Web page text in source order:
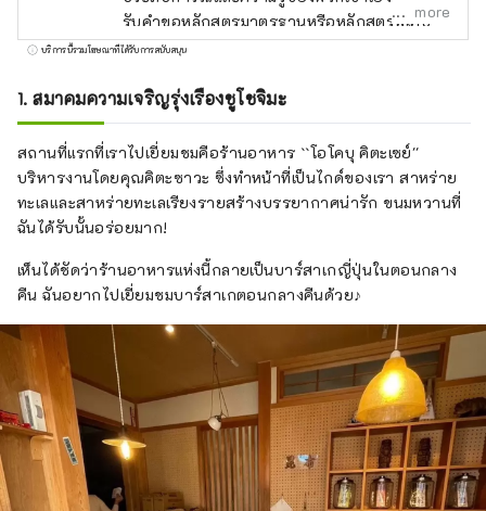
รับคำขอหลักสูตรมาตรฐานหรือหลักสูตรพิเศษ
แบบหนึ่งวัน เพื่อช่วยให้คุณสร้างวันที่น่าจดจำใน
ประสบการณ์ต่างๆ เช่น ศาลเจ้า วัด สวน
สถาปัตยกรรมสมัยใหม่ วัฒนธรรมอาหาร ศิลปะ
การแสดงแบบดั้งเดิม และอื่นๆ อีกมากมาย รวม
ถึงพบปะกับผู้คนในท้องถิ่นที่จะสร้างความทรงจำ
ที่ดีที่สุด นอกจากทัวร์พร้อมไกด์แล้ว เรายังมอบ
ประสบการณ์พิเศษต่างๆ ตั้งแต่กิจกรรมที่ใช้
คุณได้เพลิดเพลินกับวัฒนธรรมเกียวโตอย่างเต็มที่
ตลอดทั้งฤดูกาล
more
บริการนี้รวมโฆษณาที่ได้รับการสนับสนุน
1. สมาคมความเจริญรุ่งเรืองชูโชจิมะ
สถานที่แรกที่เราไปเยี่ยมชมคือร้านอาหาร ``โอโคบุ คิตะเซย์''
บริหารงานโดยคุณคิตะซาวะ ซึ่งทำหน้าที่เป็นไกด์ของเรา สาหร่าย
ทะเลและสาหร่ายทะเลเรียงรายสร้างบรรยากาศน่ารัก ขนมหวานที่
ฉันได้รับนั้นอร่อยมาก!
เห็นได้ชัดว่าร้านอาหารแห่งนี้กลายเป็นบาร์สาเกญี่ปุ่นในตอนกลาง
คืน ฉันอยากไปเยี่ยมชมบาร์สาเกตอนกลางคืนด้วย♪